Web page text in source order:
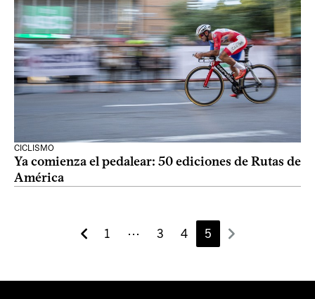
CICLISMO
Ya comienza el pedalear: 50 ediciones de Rutas de
América
1 ⋯ 3 4 5